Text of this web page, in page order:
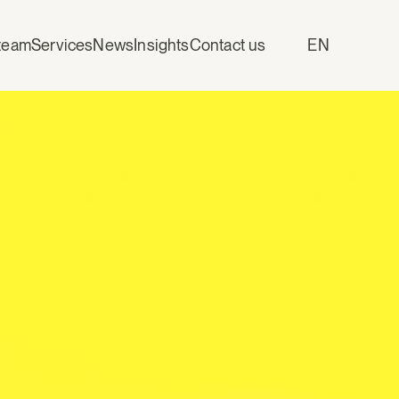
ServicesNews InsightsContact us EN